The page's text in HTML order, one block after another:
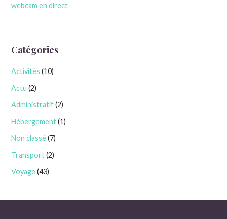
webcam en direct
Catégories
Activités (10)
Actu (2)
Administratif(2)
Hébergement(1)
Non classé(7)
Transport(2)
Voyage(43)